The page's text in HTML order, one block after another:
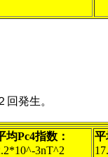
発生。
均Pc4指数：
3nT^2
平